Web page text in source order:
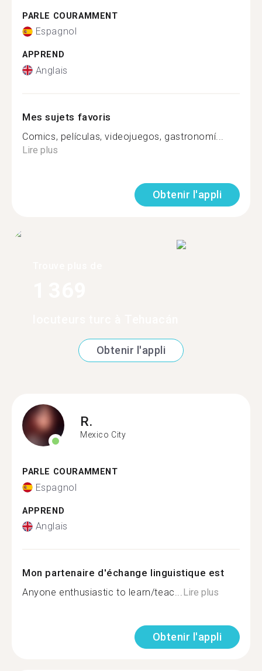
PARLE COURAMMENT
Espagnol
APPREND
Anglais
Mes sujets favoris
Comics, películas, videojuegos, gastronomí...
Lire plus
Obtenir l'appli
Obtenir l'appli
R.
Mexico City
PARLE COURAMMENT
Espagnol
APPREND
Anglais
Mon partenaire d'échange linguistique est
Anyone enthusiastic to learn/teac...Lire plus
Obtenir l'appli